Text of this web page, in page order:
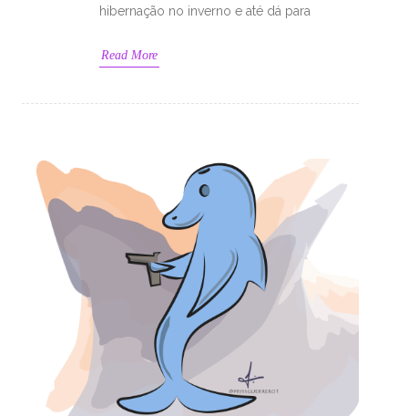
hibernação no inverno e até dá para
Read More